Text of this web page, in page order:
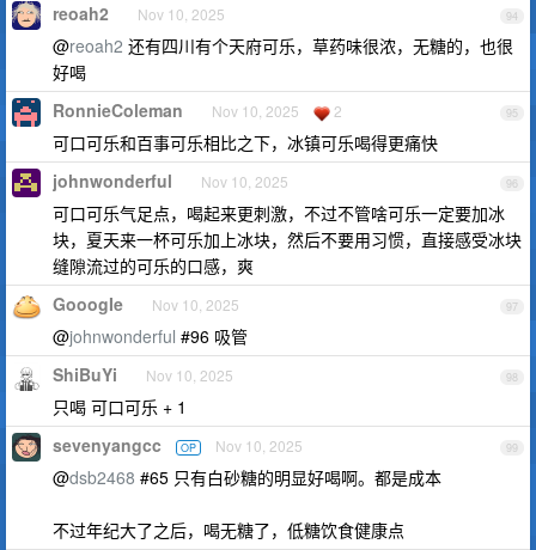
94
reoah2 Nov 10, 2025
@reoah2 还有四川有个天府可乐，草药味很浓，无糖的，也很
好喝
95
RonnieColeman Nov 10, 2025 2
可口可乐和百事可乐相比之下，冰镇可乐喝得更痛快
96
johnwonderful Nov 10, 2025
可口可乐气足点，喝起来更刺激，不过不管啥可乐一定要加冰
块，夏天来一杯可乐加上冰块，然后不要用习惯，直接感受冰块
缝隙流过的可乐的口感，爽
97
GooogIe Nov 10, 2025
@johnwonderful #96 吸管
98
ShiBuYi Nov 10, 2025
只喝 可口可乐 + 1
99
sevenyangcc OP Nov 10, 2025
@dsb2468 #65 只有白砂糖的明显好喝啊。都是成本
不过年纪大了之后，喝无糖了，低糖饮食健康点